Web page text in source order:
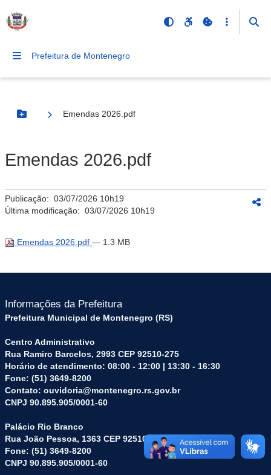
Prefeitura de Montenegro
Botão Menu
Emendas 2026.pdf
Emendas 2026.pdf
Publicação: 03/07/2026 10h19
Última modificação: 03/07/2026 10h19
Emendas 2026.pdf — 1.3 MB
Informações da Prefeitura
Prefeitura Municipal de Montenegro (RS)
Centro Administrativo
Rua Ramiro Barcelos, 2993 CEP 92510-275
Horário de atendimento: 08:00 - 12:00 | 13:30 - 16:30
Fone: (51) 3649-8200
Contato: ouvidoria@montenegro.rs.gov.br
CNPJ 90.895.905/0001-60
Palácio Rio Branco
Rua João Pessoa, 1363 CEP 92510-045
Fone: (51) 3649-8200
CNPJ 90.895.905/0001-60